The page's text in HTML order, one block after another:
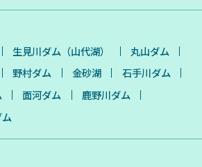
生見川ダム（山代湖）
丸山ダム
野村ダム 金砂湖
石手川ダム
面河ダム
鹿野川ダム